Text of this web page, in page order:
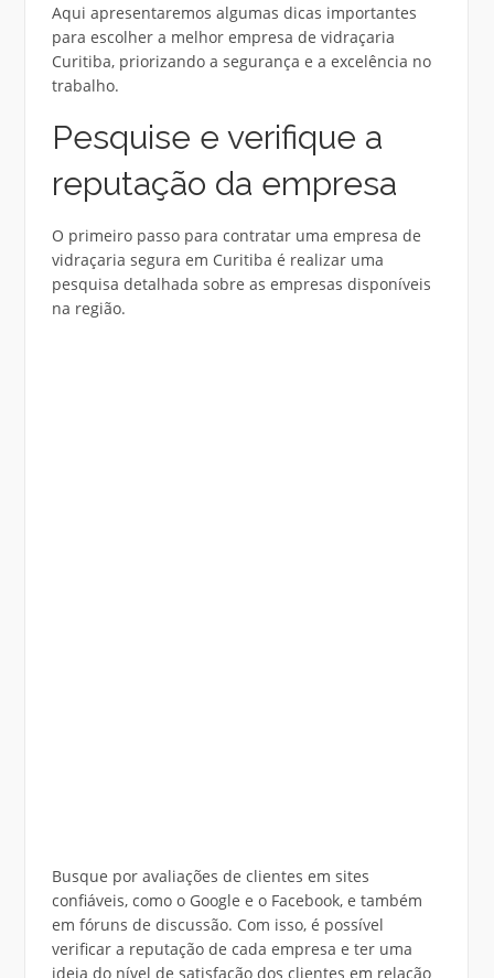
Aqui apresentaremos algumas dicas importantes
para escolher a melhor empresa de vidraçaria
Curitiba, priorizando a segurança e a excelência no
trabalho.
Pesquise e verifique a
reputação da empresa
O primeiro passo para contratar uma empresa de
vidraçaria segura em Curitiba é realizar uma
pesquisa detalhada sobre as empresas disponíveis
na região.
Busque por avaliações de clientes em sites
confiáveis, como o Google e o Facebook, e também
em fóruns de discussão. Com isso, é possível
verificar a reputação de cada empresa e ter uma
ideia do nível de satisfação dos clientes em relação